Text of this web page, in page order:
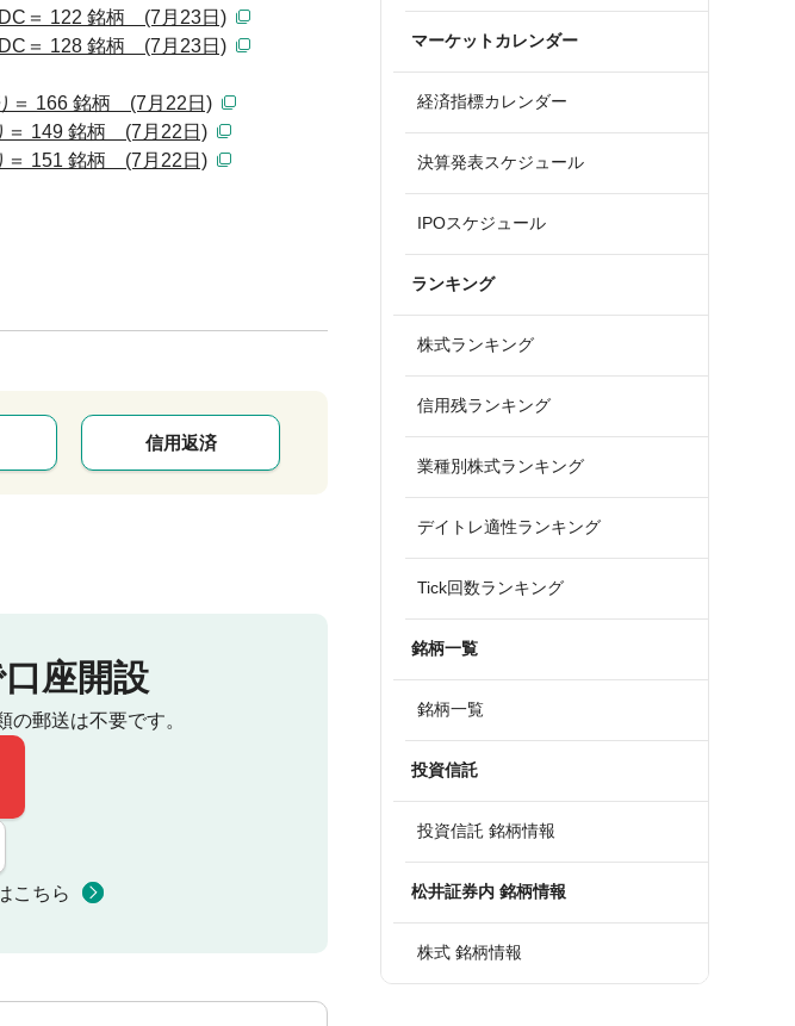
＝ 122 銘柄 (7月23日)
＝ 128 銘柄 (7月23日)
＝ 166 銘柄 (7月22日)
＝ 149 銘柄 (7月22日)
＝ 151 銘柄 (7月22日)
信用返済
座開設
の郵送は不要です。
こちら
マーケットカレンダー
経済指標カレンダー
決算発表スケジュール
IPOスケジュール
ランキング
株式ランキング
信用残ランキング
業種別株式ランキング
デイトレ適性ランキング
Tick回数ランキング
銘柄一覧
銘柄一覧
投資信託
投資信託 銘柄情報
松井証券内 銘柄情報
株式 銘柄情報